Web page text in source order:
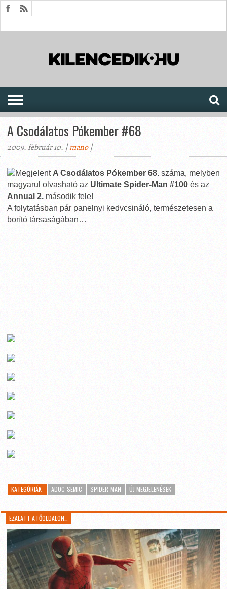
A Csodálatos Pókember #68
2009. február 10. |mano|
MegjelentA Csodálatos Pókember 68. száma, melyben
magyarul olvasható az Ultimate Spider-Man #100 és az
Annual 2. második fele!
A folytatásban pár panelnyi kedvcsináló, természetesen a
borító társaságában…
KATEGÓRIÁK: ADOC-SEMIC SPIDER-MAN ÚJ MEGJELENÉSEK
EZALATT A FŐOLDALON…